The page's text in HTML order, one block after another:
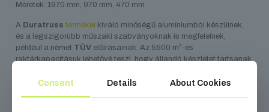
Méretek: 1970 mm, 970 mm, 470 mm
A Duratruss termékei kiváló minőségű alumíniumból készülnek,
és a legszigorúbb műszaki szabványoknak is megfelelnek,
például a német TÜV előírásainak. Az 5500 m²-es
raktárkapacitásuk lehetővé teszi, hogy állandó készletet tartsanak
Consent Details About Cookies